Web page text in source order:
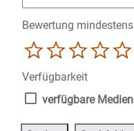
Bewertung mindestens
1 2 3
Verfügbarkeit
verfügbare Medien